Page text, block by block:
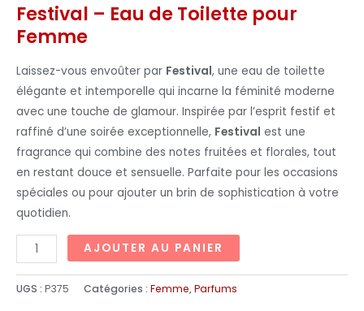
Festival – Eau de Toilette pour
Femme
Laissez-vous envoûter par Festival, une eau de toilette
élégante et intemporelle qui incarne la féminité moderne
avec une touche de glamour. Inspirée par l’esprit festif et
raffiné d’une soirée exceptionnelle, Festival est une
fragrance qui combine des notes fruitées et florales, tout
en restant douce et sensuelle. Parfaite pour les occasions
spéciales ou pour ajouter un brin de sophistication à votre
quotidien.
AJOUTER AU PANIER
UGS : P375 Catégories : Femme,Parfums